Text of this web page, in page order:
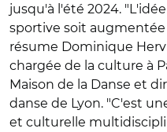
jusqu'à l'été 2024.
sportive soit
résume Dominique
chargée de la culture à
Maison de la Danse et
danse de Lyon. "C'est
et culturelle